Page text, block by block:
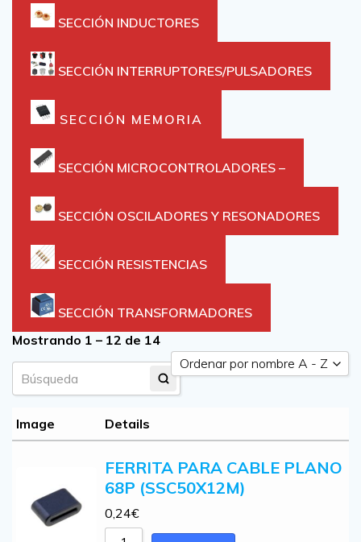
SECCIÓN INDUCTORES
SECCIÓN INTERRUPTORES/PULSADORES
SECCIÓN MEMORIA
SECCIÓN MICROCONTROLADORES –
SECCIÓN OSCILADORES Y RESONADORES
SECCIÓN RESISTENCIAS
SECCIÓN TRANSFORMADORES
Mostrando 1 – 12 de 14
Ordenar por nombre A - Z
Ordenar por nombre Z - A
Image Details
FERRITA PARA CABLE PLANO
68P (SSC50X12M)
0,24€